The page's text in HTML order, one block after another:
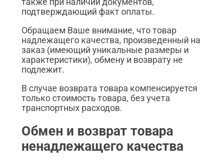
подтверждающий факт оплаты.
Обращаем Ваше внимание, что товар
надлежащего качества, произведенный на
заказ (имеющий уникальные размеры и
характеристики), обмену и возврату не
подлежит.
В случае возврата товара компенсируется
только стоимость товара, без учета
транспортных расходов.
Обмен и возврат товара
ненадлежащего качества